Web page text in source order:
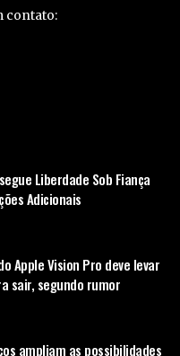
contato:
Liberdade Sob Fiança
Adicionais
Apple Vision Pro deve levar
sair, segundo rumor
ampliam as possibilidades